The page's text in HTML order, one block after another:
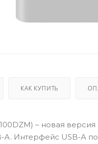
КАК КУПИТЬ
– новая
A. Интерфейс USB-A